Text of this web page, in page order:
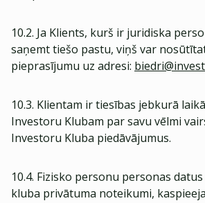
10.2. Ja Klients, kurš ir juridiska
saņemt tiešo pastu, viņš var
pieprasījumu uz adresi:
10.3. Klientam ir tiesības jebkurā
Investoru Klubam par savu vēlmi
Investoru Kluba piedāvājumus.
10.4. Fizisko personu personas
kluba privātuma noteikumi,